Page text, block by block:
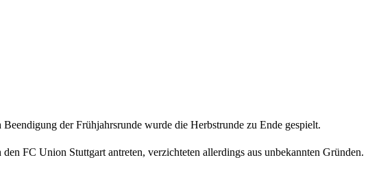
der Frühjahrsrunde wurde die Herbstrunde zu Ende gespielt.
FC Union Stuttgart antreten, verzichteten allerdings aus unbekannten Gründen.